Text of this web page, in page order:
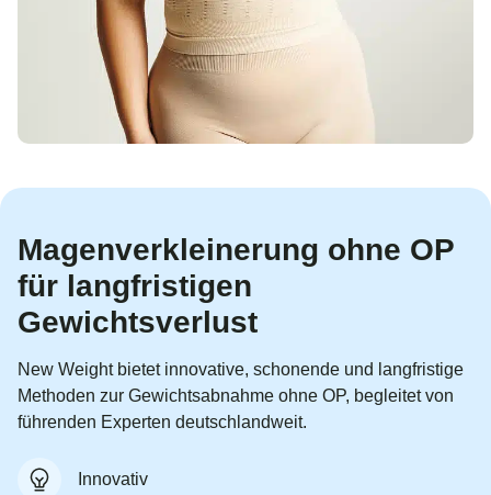
Magenverkleinerung ohne OP
für langfristigen
Gewichtsverlust
New Weight bietet innovative, schonende und langfristige
Methoden zur Gewichtsabnahme ohne OP, begleitet von
führenden Experten deutschlandweit.
Innovativ